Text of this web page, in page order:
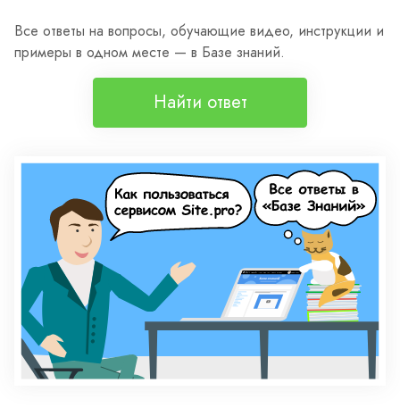
Все ответы на вопросы, обучающие видео, инструкции и
примеры в одном месте — в Базе знаний.
Найти ответ